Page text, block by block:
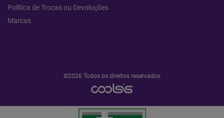
Política de Trocas ou Devoluções
Marcas
©2026 Todos os direitos reservados